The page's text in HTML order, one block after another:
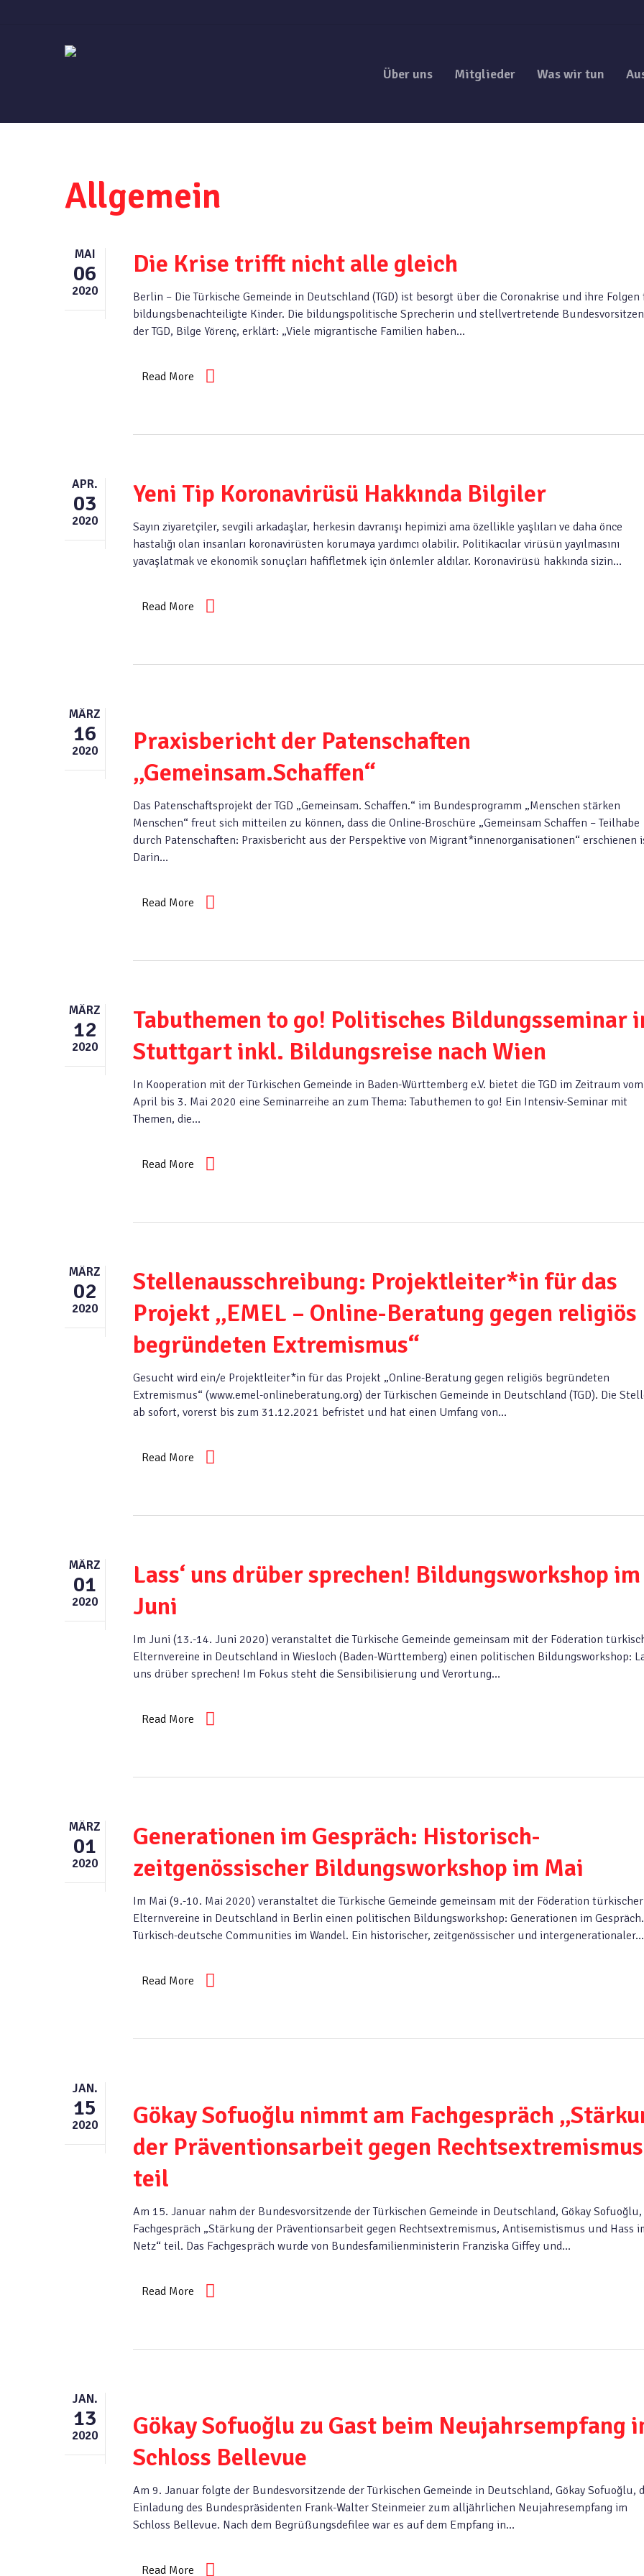
Über uns Mitglieder Was wir tun
Allgemein
MAI
06
2020
Die Krise trifft nicht alle gleich
Berlin – Die Türkische Gemeinde in Deutschland (TGD) ist besorgt über die Coronakrise und ihre
bildungsbenachteiligte Kinder. Die bildungspolitische Sprecherin und stellvertretende
der TGD, Bilge Yörenç, erklärt: „Viele migrantische Familien haben…
Read More
APR.
03
2020
Yeni Tip Koronavirüsü Hakkında Bilgiler
Sayın ziyaretçiler, sevgili arkadaşlar, herkesin davranışı hepimizi ama özellikle yaşlıları ve daha önce
hastalığı olan insanları koronavirüsten korumaya yardımcı olabilir. Politikacılar virüsün yayılmasını
yavaşlatmak ve ekonomik sonuçları hafifletmek için önlemler aldılar. Koronavirüsü hakkında sizin…
Read More
MÄRZ
16
2020
Praxisbericht der Patenschaften
„Gemeinsam.Schaffen“
Das Patenschaftsprojekt der TGD „Gemeinsam. Schaffen.“ im Bundesprogramm „Menschen stärken
Menschen“ freut sich mitteilen zu können, dass die Online-Broschüre „Gemeinsam Schaffen – Teilhabe
durch Patenschaften: Praxisbericht aus der Perspektive von Migrant*innenorganisationen“ erschienen
Darin…
Read More
MÄRZ
12
2020
Tabuthemen to go! Politisches Bildungsseminar
Stuttgart inkl. Bildungsreise nach Wien
In Kooperation mit der Türkischen Gemeinde in Baden-Württemberg e.V. bietet die TGD im Zeitraum
April bis 3. Mai 2020 eine Seminarreihe an zum Thema: Tabuthemen to go! Ein Intensiv-Seminar mit
Themen, die…
Read More
MÄRZ
02
2020
Stellenausschreibung: Projektleiter*in für das
Projekt „EMEL – Online-Beratung gegen religiös
begründeten Extremismus“
Gesucht wird ein/e Projektleiter*in für das Projekt „Online-Beratung gegen religiös begründeten
Extremismus“ (www.emel-onlineberatung.org) der Türkischen Gemeinde in Deutschland (TGD). Die
ab sofort, vorerst bis zum 31.12.2021 befristet und hat einen Umfang von…
Read More
MÄRZ
01
2020
Lass‘ uns drüber sprechen! Bildungsworkshop im
Juni
Im Juni (13.-14. Juni 2020) veranstaltet die Türkische Gemeinde gemeinsam mit der Föderation
Elternvereine in Deutschland in Wiesloch (Baden-Württemberg) einen politischen Bildungsworkshop:
uns drüber sprechen! Im Fokus steht die Sensibilisierung und Verortung…
Read More
MÄRZ
01
2020
Generationen im Gespräch: Historisch-
zeitgenössischer Bildungsworkshop im Mai
Im Mai (9.-10. Mai 2020) veranstaltet die Türkische Gemeinde gemeinsam mit der Föderation türkischer
Elternvereine in Deutschland in Berlin einen politischen Bildungsworkshop: Generationen im Gespräch.
Türkisch-deutsche Communities im Wandel. Ein historischer, zeitgenössischer und intergenerationaler…
Read More
JAN.
15
2020
Gökay Sofuoğlu nimmt am Fachgespräch
der Präventionsarbeit gegen
teil
Am 15. Januar nahm der Bundesvorsitzende der Türkischen Gemeinde in Deutschland, Gökay
Fachgespräch „Stärkung der Präventionsarbeit gegen Rechtsextremismus, Antisemistismus und Hass
Netz“ teil. Das Fachgespräch wurde von Bundesfamilienministerin Franziska Giffey und…
Read More
JAN.
13
2020
Gökay Sofuoğlu zu Gast beim Neujahrsempfang
Schloss Bellevue
Am 9. Januar folgte der Bundesvorsitzende der Türkischen Gemeinde in Deutschland, Gökay Sofuoğlu,
Einladung des Bundespräsidenten Frank-Walter Steinmeier zum alljährlichen Neujahresempfang im
Schloss Bellevue. Nach dem Begrüßungsdefilee war es auf dem Empfang in…
Read More